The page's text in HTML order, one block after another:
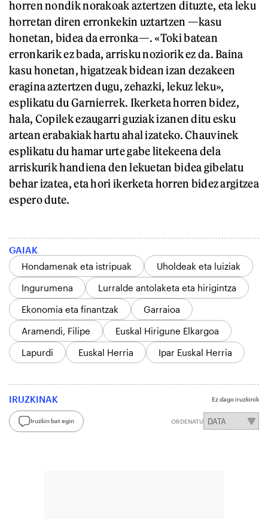
horren nondik norakoak aztertzen dituzte, eta leku
horretan diren erronkekin uztartzen —kasu
honetan, bidea da erronka—. «Toki batean
erronkarik ez bada, arrisku noziorik ez da. Baina
kasu honetan, higatzeak bidean izan dezakeen
eragina aztertzen dugu, zehazki, lekuz leku»,
esplikatu du Garnierrek. Ikerketa horren bidez,
hala, Copilek ezaugarri guziak izanen ditu esku
artean erabakiak hartu ahal izateko. Chauvinek
esplikatu du hamar urte gabe litekeena dela
arriskurik handiena den lekuetan bidea gibelatu
behar izatea, eta hori ikerketa horren bidez argitzea
espero dute.
GAIAK
Hondamenak eta istripuak
Uholdeak eta luiziak
Ingurumena
Lurralde antolaketa eta hirigintza
Ekonomia eta finantzak
Garraioa
Aramendi, Filipe
Euskal Hirigune Elkargoa
Lapurdi
Euskal Herria Ipar Euskal Herria
IRUZKINAK Ez dago iruzkinik
Iruzkin bat egin ORDENATU